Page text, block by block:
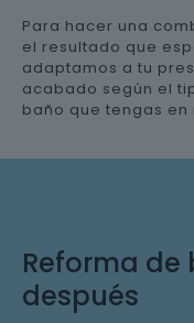
Para hacer una
el resultado que
adaptamos a tu
acabado según el
baño que tengas en
Reforma de
después